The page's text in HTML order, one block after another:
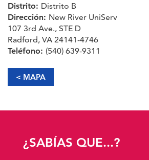
Distrito: Distrito B
Dirección: New River UniServ
107 3rd Ave., STE D
Radford, VA 24141-4746
Teléfono: (540) 639-9311
< MAPA
¿SABÍAS QUE...?